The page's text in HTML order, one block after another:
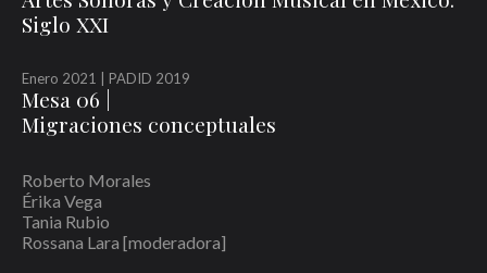
Guarda mi nombre, correo electrónico y web en este navegador para la
próxima vez que comente.
Recibir un correo electrónico con los siguientes comentarios a esta entrada.
Siglo XXI
Enero 2021 | PADID 2019
Mesa 06 |
Migraciones conceptuales
Roberto Morales
Érika Vega
Tania Rubio
Rossana Lara [moderadora]